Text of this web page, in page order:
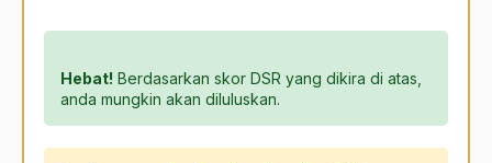
Hebat! Berdasarkan skor DSR yang dikira di atas,
anda mungkin akan diluluskan.